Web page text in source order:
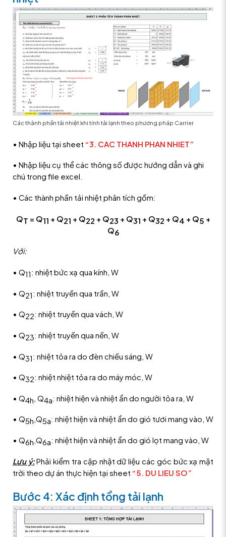
Các thành phần tải nhiệt khi tính tải lạnh theo phương pháp Carrier
• Nhập liệu tại sheet “3. CAC THANH PHAN NHIET”
• Nhập liệu cụ thể các thông số được hướng dẫn và ghi
chú trong file excel.
• Các thành phần tải nhiệt phân tích gồm:
QT = Q11 + Q21 + Q22 + Q23 + Q31 + Q32 + Q4 + Q5 +
Q6
Với:
• Q11: nhiệt bức xạ qua kính, W
• Q21: nhiệt truyền qua trần, W
• Q22: nhiệt truyền qua vách, W
• Q23: nhiệt truyền qua nền, W
• Q31: nhiệt tỏa ra do đèn chiếu sáng, W
• Q32: nhiệt nhiệt tỏa ra do máy móc, W
• Q4h, Q4a: nhiệt hiện và nhiệt ẩn do người tỏa ra, W
• Q5h,Q5a: nhiệt hiện và nhiệt ẩn do gió tươi mang vào, W
• Q6h,Q6a: nhiệt hiện và nhiệt ẩn do gió lọt mang vào, W
Lưu ý:Phải kiểm tra cập nhật dữ liệu các góc bức xạ mặt
trời theo dự án thực hiện tại sheet “5. DU LIEU SO”
Bước 4: Xác định tổng tải lạnh